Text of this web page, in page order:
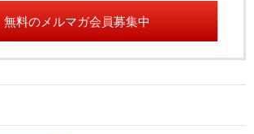
無料のメルマガ会員募集中